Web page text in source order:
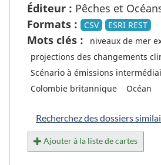
Éditeur : Pêches et
Formats :
CSV ESRI REST
Mots clés : niveaux de mer
projections des changements
Scénario à émissions
Colombie britannique
Océan
Recherchez des dossiers
Ajouter à la liste de cartes